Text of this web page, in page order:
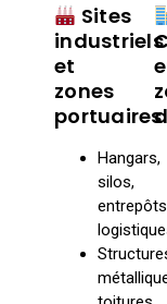
Sites
industriels
et
zones
portuaires
Hangars,
silos,
entrepôts